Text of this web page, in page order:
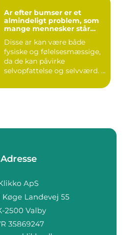
Ar efter bumser er et
almindeligt problem, som
mange mennesker står
Disse ar kan være både
fysiske og følelsesmæssige,
da de kan påvirke
selvopfattelse og selvværd. I
Adresse